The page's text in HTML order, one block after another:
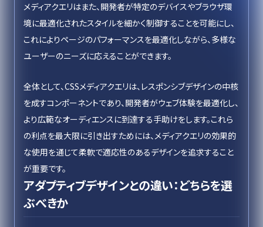
メディアクエリはまた、開発者が特定のデバイスやブラウザ環
境に最適化されたスタイルを細かく制御することを可能にし、
これによりページのパフォーマンスを最適化しながら、多様な
ユーザーのニーズに応えることができます。
全体として、CSSメディアクエリは、レスポンシブデザインの中核
を成すコンポーネントであり、開発者がウェブ体験を最適化し、
より広範なオーディエンスに到達する手助けをします。これら
の利点を最大限に引き出すためには、メディアクエリの効果的
な使用を通じて柔軟で適応性のあるデザインを追求すること
が重要です。
アダプティブデザインとの違い：どちらを選
ぶべきか